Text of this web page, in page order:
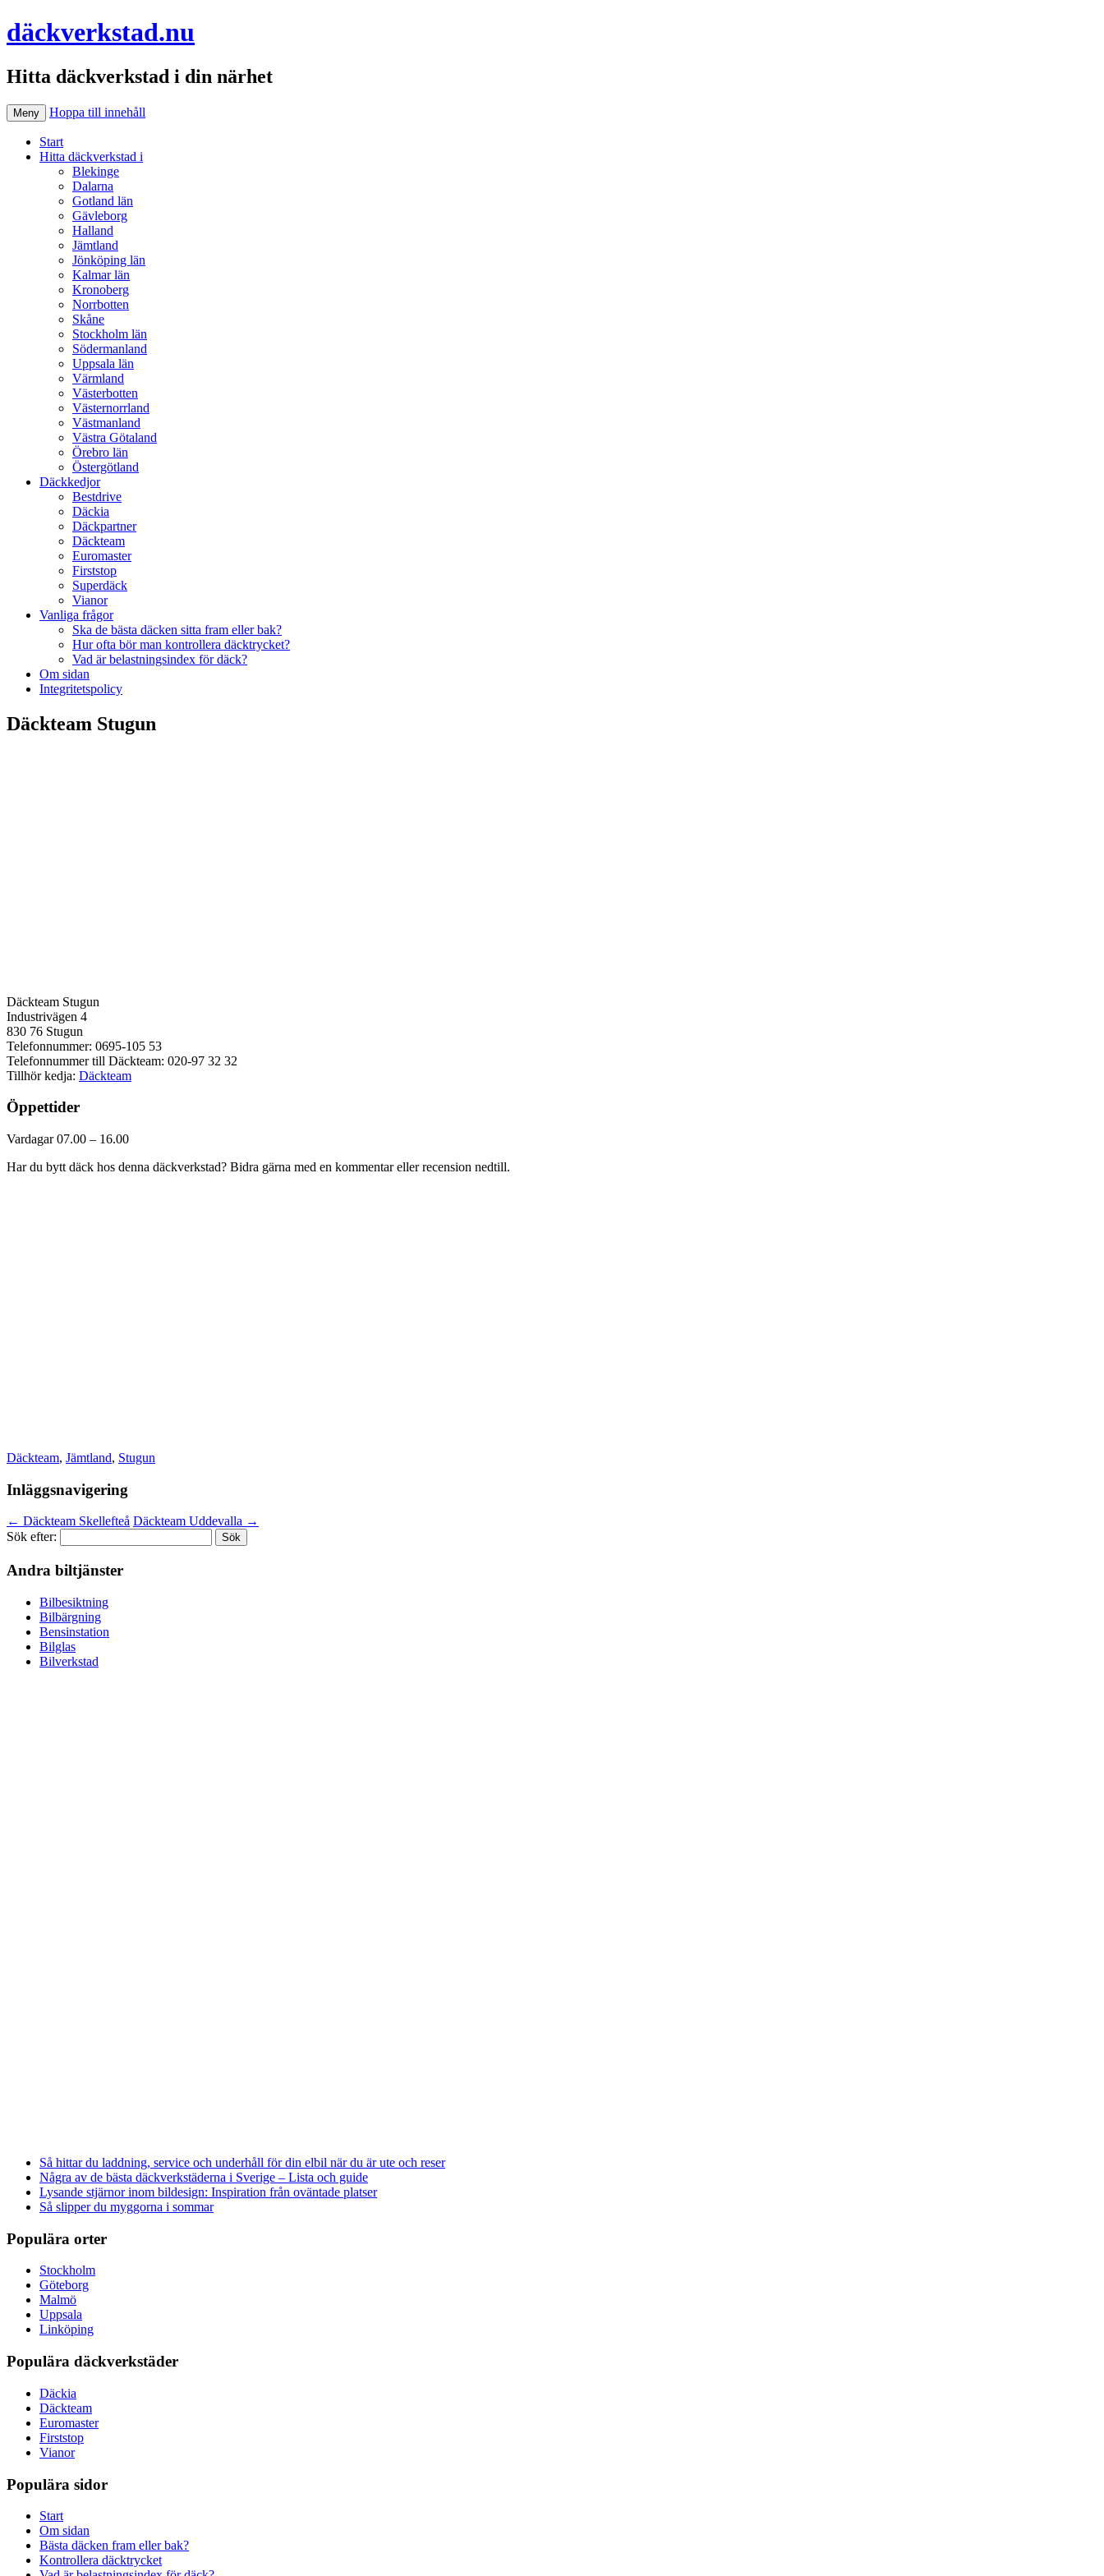
däckverkstad.nu
Hitta däckverkstad i din närhet
Meny Hoppa till innehåll
Start
Hitta däckverkstad i
Blekinge
Dalarna
Gotland län
Gävleborg
Halland
Jämtland
Jönköping län
Kalmar län
Kronoberg
Norrbotten
Skåne
Stockholm län
Södermanland
Uppsala län
Värmland
Västerbotten
Västernorrland
Västmanland
Västra Götaland
Örebro län
Östergötland
Däckkedjor
Bestdrive
Däckia
Däckpartner
Däckteam
Euromaster
Firststop
Superdäck
Vianor
Vanliga frågor
Ska de bästa däcken sitta fram eller bak?
Hur ofta bör man kontrollera däcktrycket?
Vad är belastningsindex för däck?
Om sidan
Integritetspolicy
Däckteam Stugun
Däckteam Stugun
Industrivägen 4
830 76 Stugun
Telefonnummer: 0695-105 53
Telefonnummer till Däckteam: 020-97 32 32
Tillhör kedja: Däckteam
Öppettider
Vardagar 07.00 – 16.00
Har du bytt däck hos denna däckverkstad? Bidra gärna med en kommentar eller recension nedtill.
Däckteam, Jämtland, Stugun
Inläggsnavigering
← Däckteam Skellefteå Däckteam Uddevalla →
Sök efter:
Andra biltjänster
Bilbesiktning
Bilbärgning
Bensinstation
Bilglas
Bilverkstad
Så hittar du laddning, service och underhåll för din elbil när du är ute och reser
Några av de bästa däckverkstäderna i Sverige – Lista och guide
Lysande stjärnor inom bildesign: Inspiration från oväntade platser
Så slipper du myggorna i sommar
Populära orter
Stockholm
Göteborg
Malmö
Uppsala
Linköping
Populära däckverkstäder
Däckia
Däckteam
Euromaster
Firststop
Vianor
Populära sidor
Start
Om sidan
Bästa däcken fram eller bak?
Kontrollera däcktrycket